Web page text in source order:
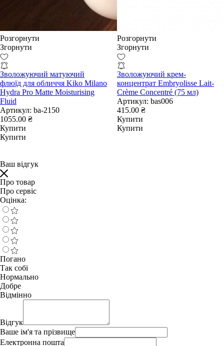
Розгорнути
Згорнути
Зволожуючий матуючий
флюїд для обличчя Kiko Milano
Hydra Pro Matte Moisturising
Fluid
Артикул: ba-2150
1055.00 ₴
Купити
Купити
Розгорнути
Згорнути
Зволожуючий крем-
концентрат Embryolisse Lait-
Crème Concentré (75 мл)
Артикул: bas006
415.00 ₴
Купити
Купити
Ваш відгук
Про товар
Про сервіс
Оцінка:
Погано
Так собі
Нормально
Добре
Відмінно
Відгук
Ваше ім'я та прізвище
Електронна пошта